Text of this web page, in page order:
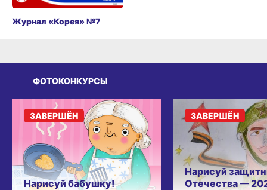
Журнал «Корея» №7
ФОТОКОНКУРСЫ
Нарисуй бабушку!
ЗАВЕРШЁН
Нарисуй
Отечества —
ЗАВЕРШЁН